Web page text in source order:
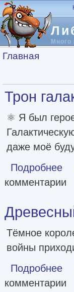
Перейти к основному
Много
Вы здесь
Главная
Трон
⚛️ Я был
даже моё
Подробнее о
комментарии
Тёмное
войны
Подробнее о
комментарии